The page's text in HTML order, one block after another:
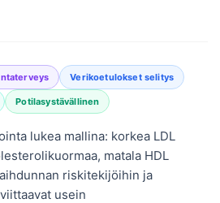
Verikoetulokset selitys
Potilasystävällinen
lukea mallina: korkea LDL
matala HDL
riskitekijöihin ja
usein